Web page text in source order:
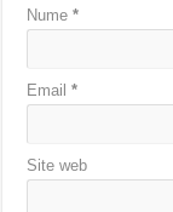
Nume*
Email*
Site web